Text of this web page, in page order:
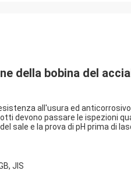
della bobina del
all'usura ed
devono passare le ispezioni
sale e la prova di pH prima di
JIS